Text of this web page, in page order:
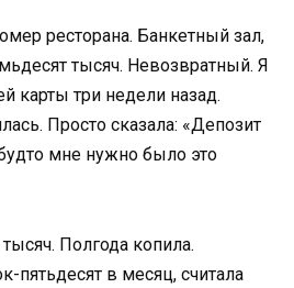
ресторана. Банкетный зал,
тысяч. Невозвратный. Я
карты три недели назад.
Просто сказала: «Депозит
мне нужно было это
Полгода копила.
пятьдесят в месяц, считала